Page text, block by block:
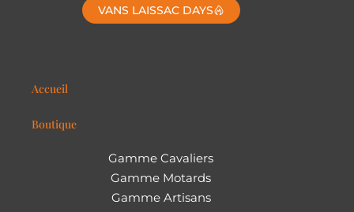
VANS LAISSAC DAYS
Accueil
Boutique
Gamme Cavaliers
Gamme Motards
Gamme Artisans